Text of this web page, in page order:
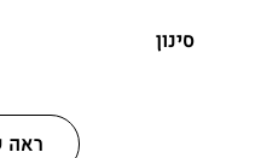
סינון
ראה